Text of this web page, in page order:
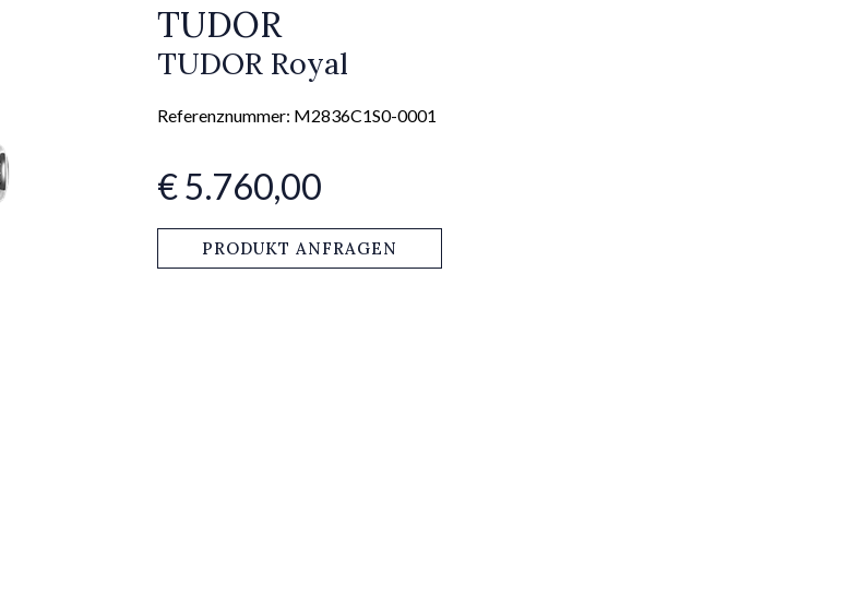
TUDOR
TUDOR Royal
Referenznummer: M2836C1S0-0001
€ 5.760,00
PRODUKT ANFRAGEN